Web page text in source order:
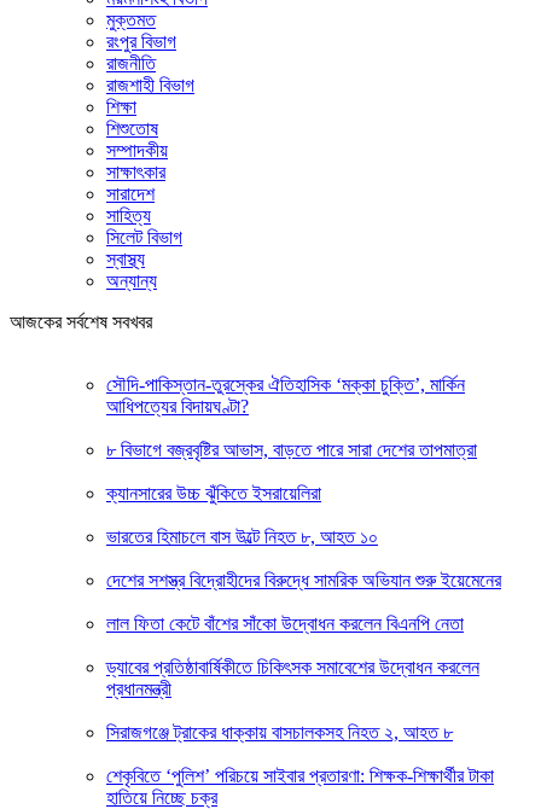
মুক্তমত
রংপুর বিভাগ
রাজনীতি
রাজশাহী বিভাগ
শিক্ষা
শিশুতোষ
সম্পাদকীয়
সাক্ষাৎকার
সারাদেশ
সাহিত্য
সিলেট বিভাগ
স্বাস্থ্য
অন্যান্য
আজকের সর্বশেষ সবখবর
সৌদি-পাকিস্তান-তুরস্কের ঐতিহাসিক ‘মক্কা চুক্তি’, মার্কিন
আধিপত্যের বিদায়ঘণ্টা?
৮ বিভাগে বজ্রবৃষ্টির আভাস, বাড়তে পারে সারা দেশের তাপমাত্রা
ক্যানসারের উচ্চ ঝুঁকিতে ইসরায়েলিরা
ভারতের হিমাচলে বাস উল্টে নিহত ৮, আহত ১০
দেশের সশস্ত্র বিদ্রোহীদের বিরুদ্ধে সামরিক অভিযান শুরু ইয়েমেনের
লাল ফিতা কেটে বাঁশের সাঁকো উদ্বোধন করলেন বিএনপি নেতা
ড্যাবের প্রতিষ্ঠাবার্ষিকীতে চিকিৎসক সমাবেশের উদ্বোধন করলেন
প্রধানমন্ত্রী
সিরাজগঞ্জে ট্রাকের ধাক্কায় বাসচালকসহ নিহত ২, আহত ৮
শেকৃবিতে ‘পুলিশ’ পরিচয়ে সাইবার প্রতারণা: শিক্ষক-শিক্ষার্থীর টাকা
হাতিয়ে নিচ্ছে চক্র